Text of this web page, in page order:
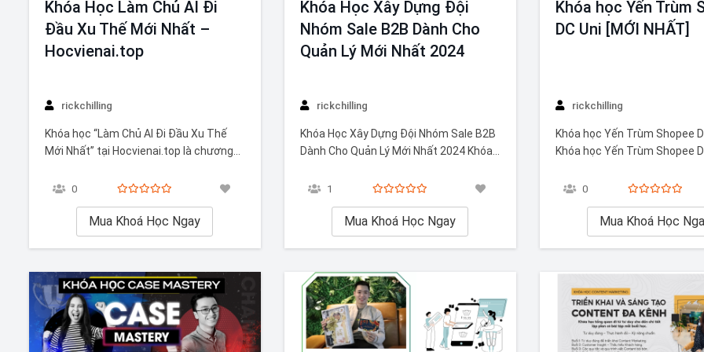
Khóa Học Làm Chủ AI Đi
Đầu Xu Thế Mới Nhất –
Hocvienai.top
rickchilling
Khóa học “Làm Chủ AI Đi Đầu Xu Thế
Mới Nhất” tại Hocvienai.top là chương
để giúp bạn nắm vững các kỹ năng và
(AI). Bạn sẽ học được gì từ Khóa học…
0
Mua Khoá Học Ngay
Khóa Học Xây Dựng Đội
Nhóm Sale B2B Dành Cho
Quản Lý Mới Nhất 2024
rickchilling
Khóa Học Xây Dựng Đội Nhóm Sale B2B
Dành Cho Quản Lý Mới Nhất 2024 Khóa
cấp các kỹ năng và chiến lược cần thiết
doanh hiện đại. Với nội dung cập nhật
1
Mua Khoá Học Ngay
Khóa học Yến Trùm
DC Uni [MỚI NHẤT]
rickchilling
Khóa học Yến Trùm Shopee
Khóa học Yến Trùm Shopee
để kinh doanh hiệu quả trên
nhất, khóa học hướng dẫn từ
dựng gian hàng chuẩn…
0
Mua Khoá Học